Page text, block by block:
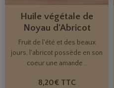
Huile végétale de
Noyau d'Abricot
Fruit de l'été et des beaux
jours, l'abricot possède en son
coeur une amande...
8,20€ TTC